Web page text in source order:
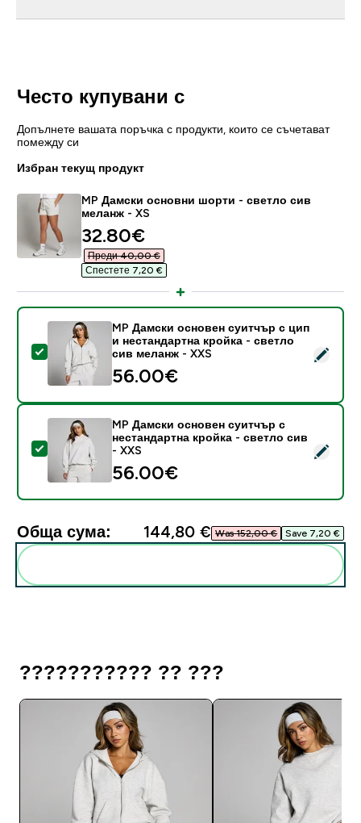
Често купувани с
Допълнете вашата поръчка с продукти, които се съчетават
помежду си
Избран текущ продукт
MP Дамски основни шорти - светло сив
меланж - XS
discounted price
32.80€‎
Преди 40,00 €‎
Спестете 7,20 €‎
Select this product - MP Дамски основен суитчър с
MP Дамски основен суитчър с цип
и нестандартна кройка - светло
сив меланж - XXS
56.00€‎
Select this product - MP Дамски основен суитчър с
MP Дамски основен суитчър с
нестандартна кройка - светло сив
- XXS
56.00€‎
Обща сума: 144,80 €‎ Was 152,00 €‎ Save 7,20 €‎
??????????? ?? ???